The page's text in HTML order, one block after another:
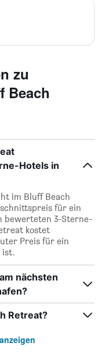
zu
Beach
Hotels in
im Bluff Beach
für ein
bewerteten 3-Sterne-
kostet
Preis für ein
ist.
nächsten
Retreat?